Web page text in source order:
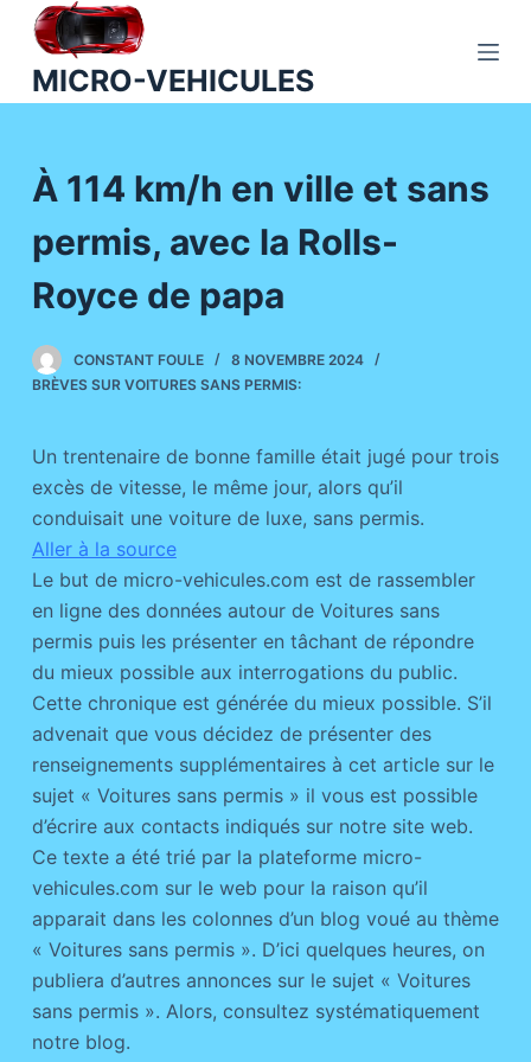
P
u
o
e
u
MICRO-VEHICULES
À 114 km/h en ville et sans
permis, avec la Rolls-
Royce de papa
CONSTANT FOULE
8 NOVEMBRE 2024
BRÈVES SUR VOITURES SANS PERMIS:
Un trentenaire de bonne famille était jugé pour trois
excès de vitesse, le même jour, alors qu’il
conduisait une voiture de luxe, sans permis.
Aller à la source
Le but de micro-vehicules.com est de rassembler
en ligne des données autour de Voitures sans
permis puis les présenter en tâchant de répondre
du mieux possible aux interrogations du public.
Cette chronique est générée du mieux possible. S’il
advenait que vous décidez de présenter des
renseignements supplémentaires à cet article sur le
sujet « Voitures sans permis » il vous est possible
d’écrire aux contacts indiqués sur notre site web.
Ce texte a été trié par la plateforme micro-
vehicules.com sur le web pour la raison qu’il
apparait dans les colonnes d’un blog voué au thème
« Voitures sans permis ». D’ici quelques heures, on
publiera d’autres annonces sur le sujet « Voitures
sans permis ». Alors, consultez systématiquement
notre blog.